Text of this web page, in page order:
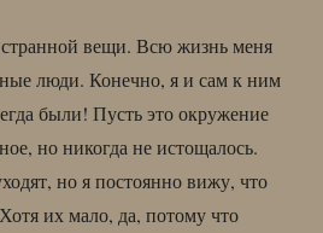
странной вещи. Всю жизнь меня
люди. Конечно, я и сам к ним
были! Пусть это окружение
но никогда не истощалось.
но я постоянно вижу, что
их мало, да, потому что